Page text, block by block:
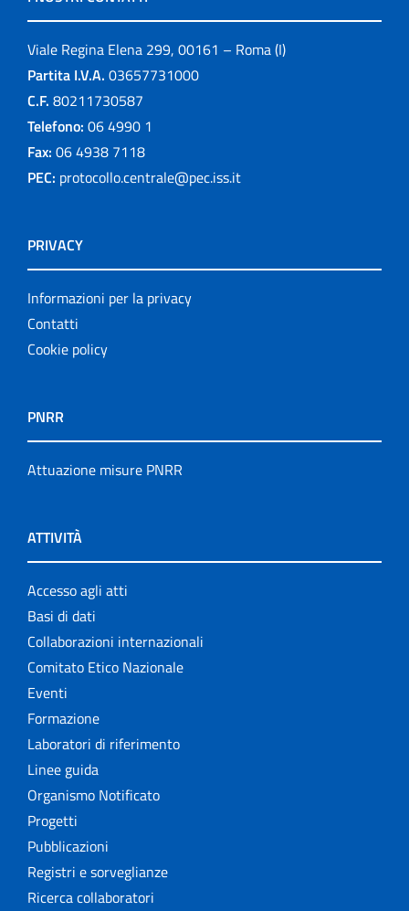
Viale Regina Elena 299, 00161 – Roma (I)
Partita I.V.A. 03657731000
C.F. 80211730587
Telefono: 06 4990 1
Fax: 06 4938 7118
PEC: protocollo.centrale@pec.iss.it
PRIVACY
Informazioni per la privacy
Contatti
Cookie policy
PNRR
Attuazione misure PNRR
ATTIVITÀ
Accesso agli atti
Basi di dati
Collaborazioni internazionali
Comitato Etico Nazionale
Eventi
Formazione
Laboratori di riferimento
Linee guida
Organismo Notificato
Progetti
Pubblicazioni
Registri e sorveglianze
Ricerca collaboratori